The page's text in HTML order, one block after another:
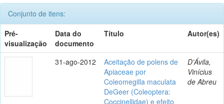
Conjunto de itens:
Pré-
visualização
Data do
documento
Título Autor(es)
31-ago-2012
Aceitação de polens de
Apiaceae por
Coleomegilla maculata
DeGeer (Coleoptera:
Coccinellidae) e efeito
D’Ávila,
Vinícius
de Abreu